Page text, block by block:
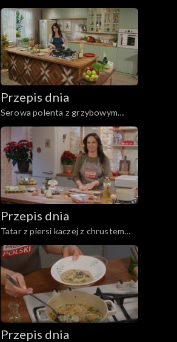
Przepis dnia
Serowa polenta z grzybowym
ragout
Przepis dnia
Tatar z piersi kaczej z chrustem
ziemniaczanym
Przepis dnia